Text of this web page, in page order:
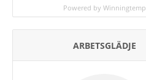
Powered by Winningtemp
ARBETSGLÄDJE